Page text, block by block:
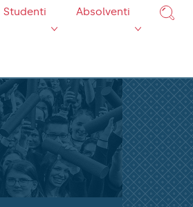
Studenti Absolventi